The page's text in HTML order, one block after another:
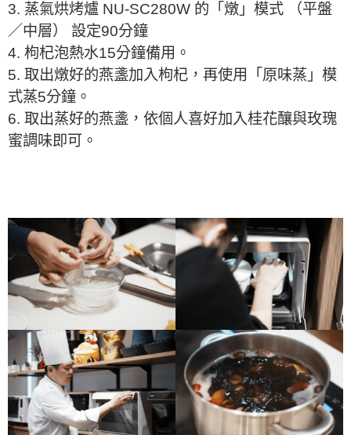
3. 蒸氣烘烤爐 NU-SC280W 的「燉」模式 （平盤
／中層） 設定90分鐘
4. 枸杞泡熱水15分鐘備用。
5. 取出燉好的燕盞加入枸杞，再使用「原味蒸」模
式蒸5分鐘。
6. 取出蒸好的燕盞，依個人喜好加入桂花釀與玫瑰
蜜調味即可。